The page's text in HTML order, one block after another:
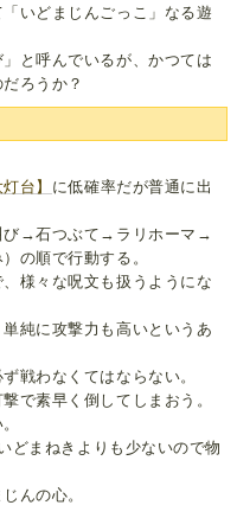
いどまじんごっこ」なる遊
と呼んでいるが、かつては
ろうか？
灯台】 に低確率だが普通に出
び→石つぶて→ラリホーマ→
の順で行動する。
様々な呪文も扱うようにな
純に攻撃力も高いというあ
戦わなくてはならない。
で素早く倒してしまおう。
どまねきよりも少ないので物
んの心。